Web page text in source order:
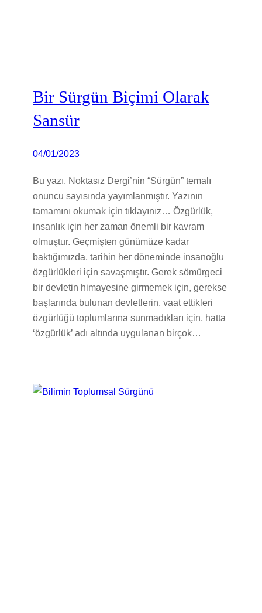
Bir Sürgün Biçimi Olarak
Sansür
04/01/2023
Bu yazı, Noktasız Dergi’nin “Sürgün” temalı
onuncu sayısında yayımlanmıştır. Yazının
tamamını okumak için tıklayınız… Özgürlük,
insanlık için her zaman önemli bir kavram
olmuştur. Geçmişten günümüze kadar
baktığımızda, tarihin her döneminde insanoğlu
özgürlükleri için savaşmıştır. Gerek sömürgeci
bir devletin himayesine girmemek için, gerekse
başlarında bulunan devletlerin, vaat ettikleri
özgürlüğü toplumlarına sunmadıkları için, hatta
‘özgürlük’ adı altında uygulanan birçok…